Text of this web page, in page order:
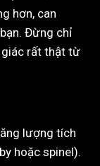
hơn, can
Đừng chỉ
giác rất thật từ
lượng tích
hoặc spinel).